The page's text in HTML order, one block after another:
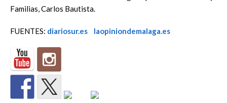
Familias, Carlos Bautista.
FUENTES: diariosur.es laopiniondemalaga.es